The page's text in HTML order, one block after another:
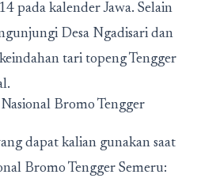
pada kalender Jawa. Selain
Desa Ngadisari dan
tari topeng Tengger
Bromo Tengger
dapat kalian gunakan saat
Bromo Tengger Semeru: